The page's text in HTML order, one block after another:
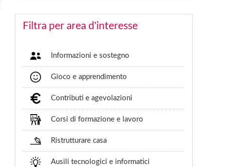
Filtra per area d'interesse
Informazioni e sostegno
Gioco e apprendimento
Contributi e agevolazioni
Corsi di formazione e lavoro
Ristrutturare casa
Ausili tecnologici e informatici